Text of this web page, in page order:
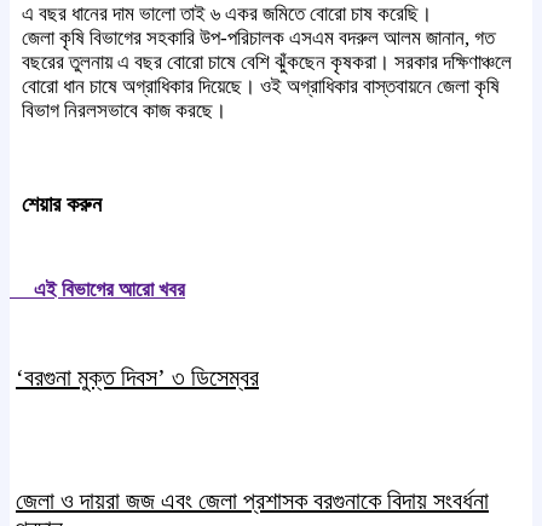
এ বছর ধানের দাম ভালো তাই ৬ একর জমিতে বোরো চাষ করেছি।
জেলা কৃষি বিভাগের সহকারি উপ-পরিচালক এসএম বদরুল আলম জানান, গত
বছরের তুলনায় এ বছর বোরো চাষে বেশি ঝুঁকছেন কৃষকরা। সরকার দক্ষিণাঞ্চলে
বোরো ধান চাষে অগ্রাধিকার দিয়েছে। ওই অগ্রাধিকার বাস্তবায়নে জেলা কৃষি
বিভাগ নিরলসভাবে কাজ করছে।
শেয়ার করুন
এই বিভাগের আরো খবর
‘বরগুনা মুক্ত দিবস’ ৩ ডিসেম্বর
জেলা ও দায়রা জজ এবং জেলা প্রশাসক বরগুনাকে বিদায় সংবর্ধনা